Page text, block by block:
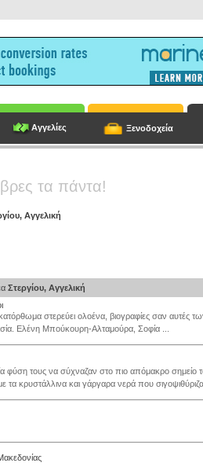
Αγγελίες Ξενοδοχεία
τα πάντα!
Αγγελική
Στεργίου, Αγγελική
στερεύει ολοένα, βιογραφίες σαν αυτές
Ελένη Μπούκουρη-Αλταμούρα, Σοφία ...
φύση τους να σύχναζαν στο πιο απόμακρο σημείο
τα κρυστάλλινα και γάργαρα νερά που